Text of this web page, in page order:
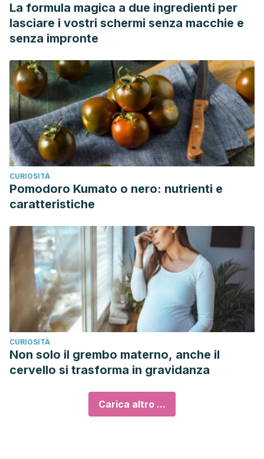
La formula magica a due ingredienti per
lasciare i vostri schermi senza macchie e
senza impronte
CURIOSITÀ
Pomodoro Kumato o nero: nutrienti e
caratteristiche
CURIOSITÀ
Non solo il grembo materno, anche il
cervello si trasforma in gravidanza
Carica altro ...